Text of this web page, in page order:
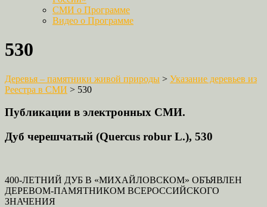
СМИ о Программе
Видео о Программе
530
Деревья – памятники живой природы > Указание деревьев из
Реестра в СМИ > 530
Публикации в электронных СМИ.
Дуб черешчатый (Quercus robur L.), 530
400-ЛЕТНИЙ ДУБ В «МИХАЙЛОВСКОМ» ОБЪЯВЛЕН
ДЕРЕВОМ-ПАМЯТНИКОМ ВСЕРОССИЙСКОГО
ЗНАЧЕНИЯ